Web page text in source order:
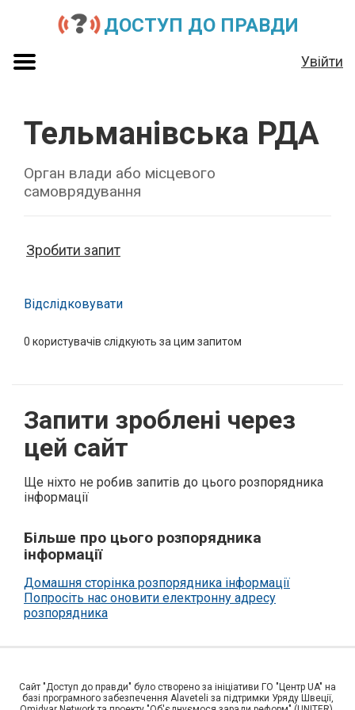
ДОСТУП ДО ПРАВДИ
Увійти
Тельманівська РДА
Орган влади або місцевого
самоврядування
Зробити запит
Відслідковувати
0 користувачів слідкують за цим запитом
Запити зроблені через
цей сайт
Ще ніхто не робив запитів до цього розпорядника
інформації
Більше про цього розпорядника
інформації
Домашня сторінка розпорядника інформації
Попросіть нас оновити електронну адресу
розпорядника
Сайт "Доступ до правди" було створено за ініціативи ГО "Центр UA" на
базі програмного забезпечення Alaveteli за підтримки Уряду Швеції,